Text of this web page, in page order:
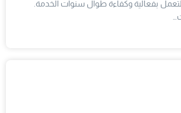
بفعالية وكفاءة طوال سنوات الخدمة.